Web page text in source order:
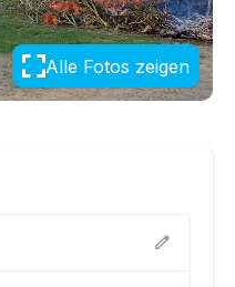
Alle Fotos zeigen
edit